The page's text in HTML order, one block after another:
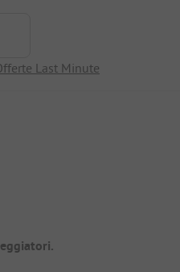
Last Minute